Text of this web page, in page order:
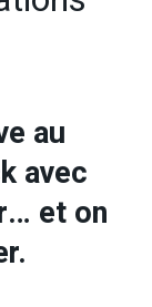
au
avec
et on